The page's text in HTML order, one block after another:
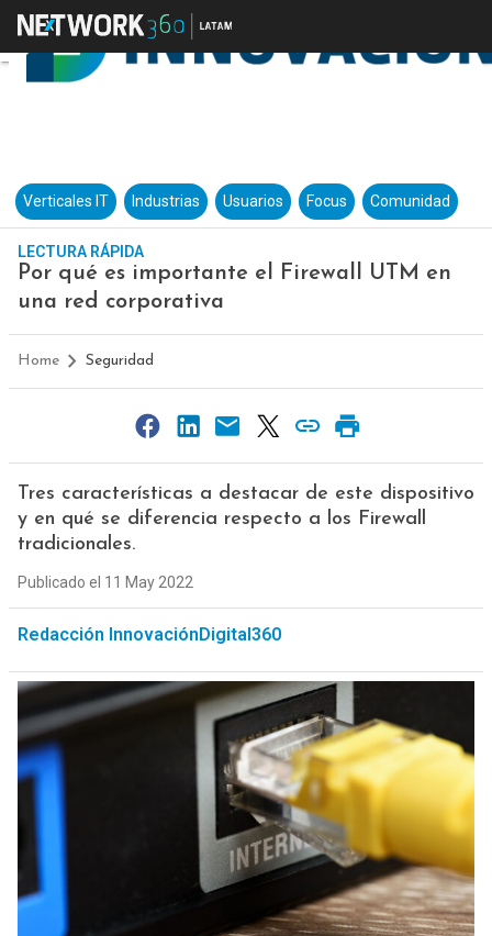
Verticales IT Industrias Usuarios Focus Comunidad
LECTURA RÁPIDA
Por qué es importante el Firewall UTM en
una red corporativa
Home Seguridad
Tres características a destacar de este dispositivo
y en qué se diferencia respecto a los Firewall
tradicionales.
Publicado el 11 May 2022
Redacción InnovaciónDigital360